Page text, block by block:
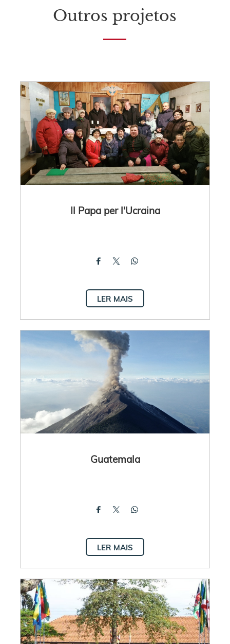
Outros projetos
Il Papa per l'Ucraina
LER MAIS
Guatemala
LER MAIS